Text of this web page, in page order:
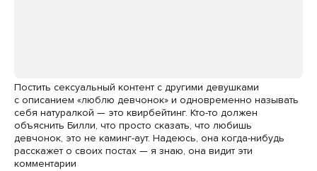
Постить сексуальный контент с другими девушками
с описанием «люблю девчонок» и одновременно называть
себя натуралкой — это квирбейтинг. Кто-то должен
объяснить Билли, что просто сказать, что любишь
девчонок, это не каминг-аут. Надеюсь, она когда-нибудь
расскажет о своих постах — я знаю, она видит эти
комментарии